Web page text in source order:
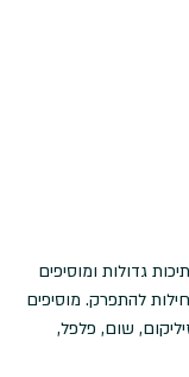
גדולות ומוסיפים
להתפרק. מוסיפים
שום, פלפל,